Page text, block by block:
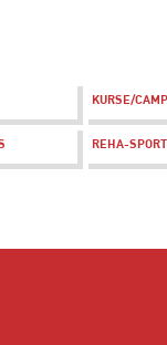
KURSE/
REHA-SPORT